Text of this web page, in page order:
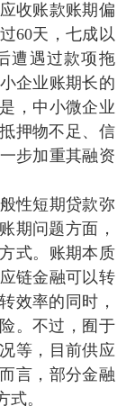
应收账款账期偏
天，七成以
遭遇过款项拖
小企业账期长的
，中小微企业
物不足、信
一步加重其融资
性短期贷款弥
问题方面，
。账期本质
链金融可以转
率的同时，
。不过，囿于
，目前供应
，部分金融
。